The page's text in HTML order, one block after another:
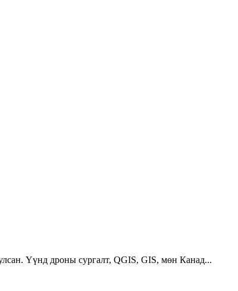
Үүнд дроны сургалт, QGIS, GIS, мөн Канад...